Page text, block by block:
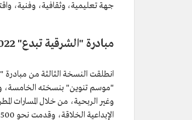
جهة تعليمية، وثقافية، وفنية، واقتصادية، ويقدر
مبادرة "الشرقية تبدع" 2022